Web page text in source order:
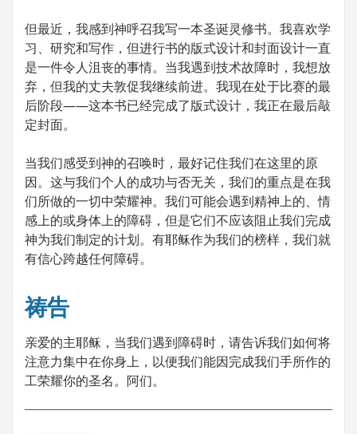
但最近，我感到神呼召我写一本圣诞灵修书。我喜欢学
习、研究和写作，但进行书的版式设计和封面设计一直
是一件令人沮丧的事情。当我遇到技术故障时，我想放
弃，但我的丈夫敦促我继续前进。我现在处于比赛的最
后阶段——这本书已经完成了版式设计，我正在最后敲
定封面。
当我们感受到神的召唤时，最好记住我们在这里的原
因。这与我们个人的成功与否无关，我们的重点是在我
们所做的一切中荣耀神。我们可能会遇到精神上的、情
感上的或身体上的障碍，但是它们不应该阻止我们完成
神为我们制定的计划。有耶稣作为我们的榜样，我们就
有信心跨越任何障碍。
祷告
亲爱的主耶稣，当我们遇到障碍时，请告诉我们如何将
注意力集中在你身上，以便我们能因完成我们手所作的
工荣耀你的圣名。阿们。